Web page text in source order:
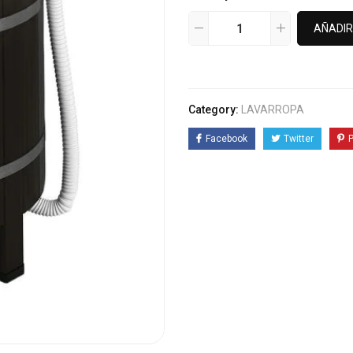
Category: LAVARROPA
Facebook Twitter